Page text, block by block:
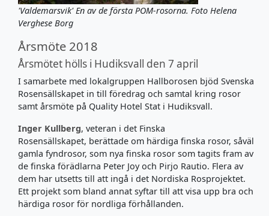
'Valdemarsvik' En av de första POM-rosorna. Foto Helena
Verghese Borg
Årsmöte 2018
Årsmötet hölls i Hudiksvall den 7 april
I samarbete med lokalgruppen Hallborosen bjöd Svenska
Rosensällskapet in till föredrag och samtal kring rosor
samt årsmöte på Quality Hotel Stat i Hudiksvall.
Inger Kullberg, veteran i det Finska
Rosensällskapet, berättade om härdiga finska rosor, såväl
gamla fyndrosor, som nya finska rosor som tagits fram av
de finska förädlarna Peter Joy och Pirjo Rautio. Flera av
dem har utsetts till att ingå i det Nordiska Rosprojektet.
Ett projekt som bland annat syftar till att visa upp bra och
härdiga rosor för nordliga förhållanden.